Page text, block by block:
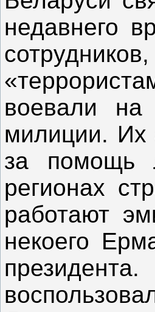
недавнего
воевали
милиции. Их
за помощь
регионах
работают
некоего